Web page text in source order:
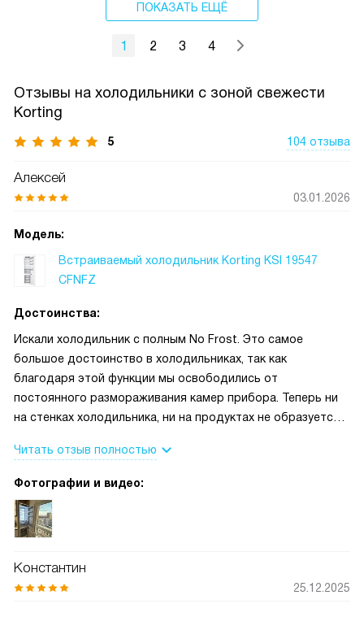
ПОКАЗАТЬ ЕЩЁ
1 2 3 4
Отзывы на холодильники с зоной свежести
Korting
5 104 отзыва
Алексей
03.01.2026
Модель:
Встраиваемый холодильник Korting KSI 19547
CFNFZ
Достоинства:
Искали холодильник с полным No Frost. Это самое
большое достоинство в холодильниках, так как
благодаря этой функции мы освободились от
постоянного размораживания камер прибора. Теперь ни
на стенках холодильника, ни на продуктах не образуется
кухне-гостиной его практически не слышно. Электронное
управление интуитивно понятное, дисплей яркий и
в ящиках реально продлевают жизнь овощам и мясу. Все,
что я отметил относится к плюсом.
Читать отзыв полностью
Фотографии и видео:
Константин
25.12.2025